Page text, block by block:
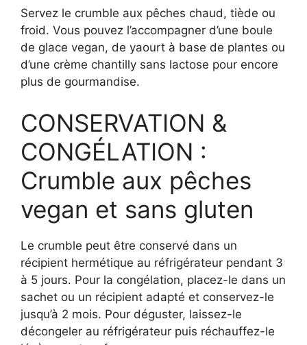
Servez le crumble aux pêches chaud, tiède ou
froid. Vous pouvez l’accompagner d’une boule
de glace vegan, de yaourt à base de plantes ou
d’une crème chantilly sans lactose pour encore
plus de gourmandise.
CONSERVATION &
CONGÉLATION :
Crumble aux pêches
vegan et sans gluten
Le crumble peut être conservé dans un
récipient hermétique au réfrigérateur pendant 3
à 5 jours. Pour la congélation, placez-le dans un
sachet ou un récipient adapté et conservez-le
jusqu’à 2 mois. Pour déguster, laissez-le
décongeler au réfrigérateur puis réchauffez-le